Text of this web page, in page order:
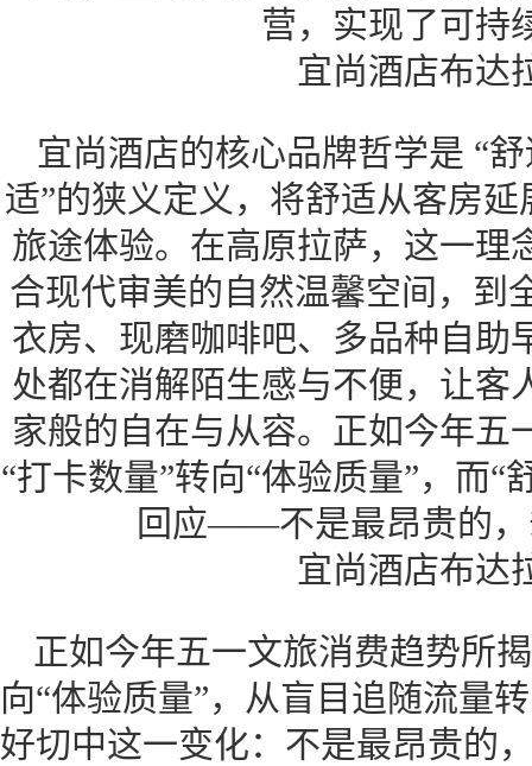
营，实现了可持
宜尚酒店布达
宜尚酒店的核心品牌哲学是 “
适”的狭义定义，将舒适从客房
旅途体验。在高原拉萨，这一理
合现代审美的自然温馨空间，到
衣房、现磨咖啡吧、多品种自助
处都在消解陌生感与不便，让客
家般的自在与从容。正如今年五
“打卡数量”转向“体验质量”，而
回应——不是最昂贵的，
宜尚酒店布达
正如今年五一文旅消费趋势所
向“体验质量”，从盲目追随流量
好切中这一变化：不是最昂贵的